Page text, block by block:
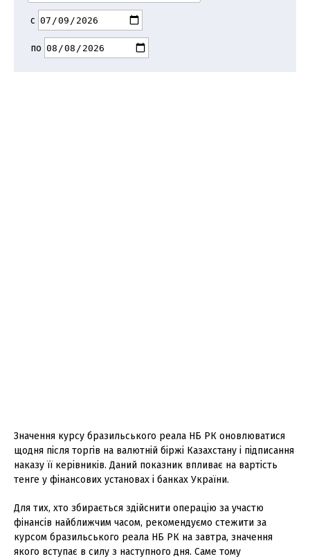
с
по
Значення курсу бразильського реала НБ РК оновлюватися
щодня після торгів на валютній біржі Казахстану і підписання
наказу її керівників. Даний показник впливає на вартість
тенге у фінансових установах і банках України.
Для тих, хто збирається здійснити операцію за участю
фінансів найближчим часом, рекомендуємо стежити за
курсом бразильського реала НБ РК на завтра, значення
якого вступає в силу з наступного дня. Саме тому